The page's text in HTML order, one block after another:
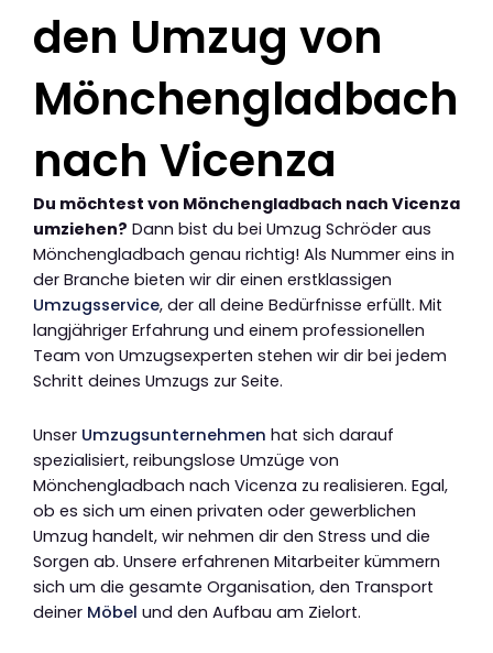
den Umzug von
Mönchengladbach
nach Vicenza
Du möchtest von Mönchengladbach nach Vicenza
umziehen? Dann bist du bei Umzug Schröder aus
Mönchengladbach genau richtig! Als Nummer eins in
der Branche bieten wir dir einen erstklassigen
Umzugsservice, der all deine Bedürfnisse erfüllt. Mit
langjähriger Erfahrung und einem professionellen
Team von Umzugsexperten stehen wir dir bei jedem
Schritt deines Umzugs zur Seite.
Unser Umzugsunternehmen hat sich darauf
spezialisiert, reibungslose Umzüge von
Mönchengladbach nach Vicenza zu realisieren. Egal,
ob es sich um einen privaten oder gewerblichen
Umzug handelt, wir nehmen dir den Stress und die
Sorgen ab. Unsere erfahrenen Mitarbeiter kümmern
sich um die gesamte Organisation, den Transport
deiner Möbel und den Aufbau am Zielort.